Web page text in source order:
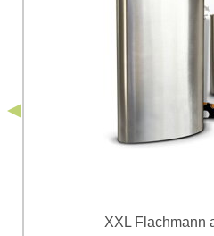
personenbezogenen Daten zum
XXL Flachmann